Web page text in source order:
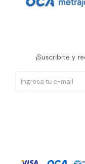
¡Suscribite y